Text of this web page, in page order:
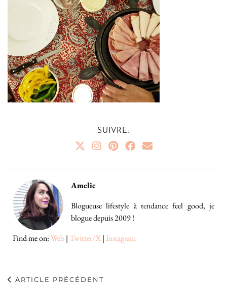
SUIVRE:
Amelie
Blogueuse lifestyle à tendance feel good, je
blogue depuis 2009 !
Find me on:Web|Twitter/X| Instagram
ARTICLE PRÉCÉDENT